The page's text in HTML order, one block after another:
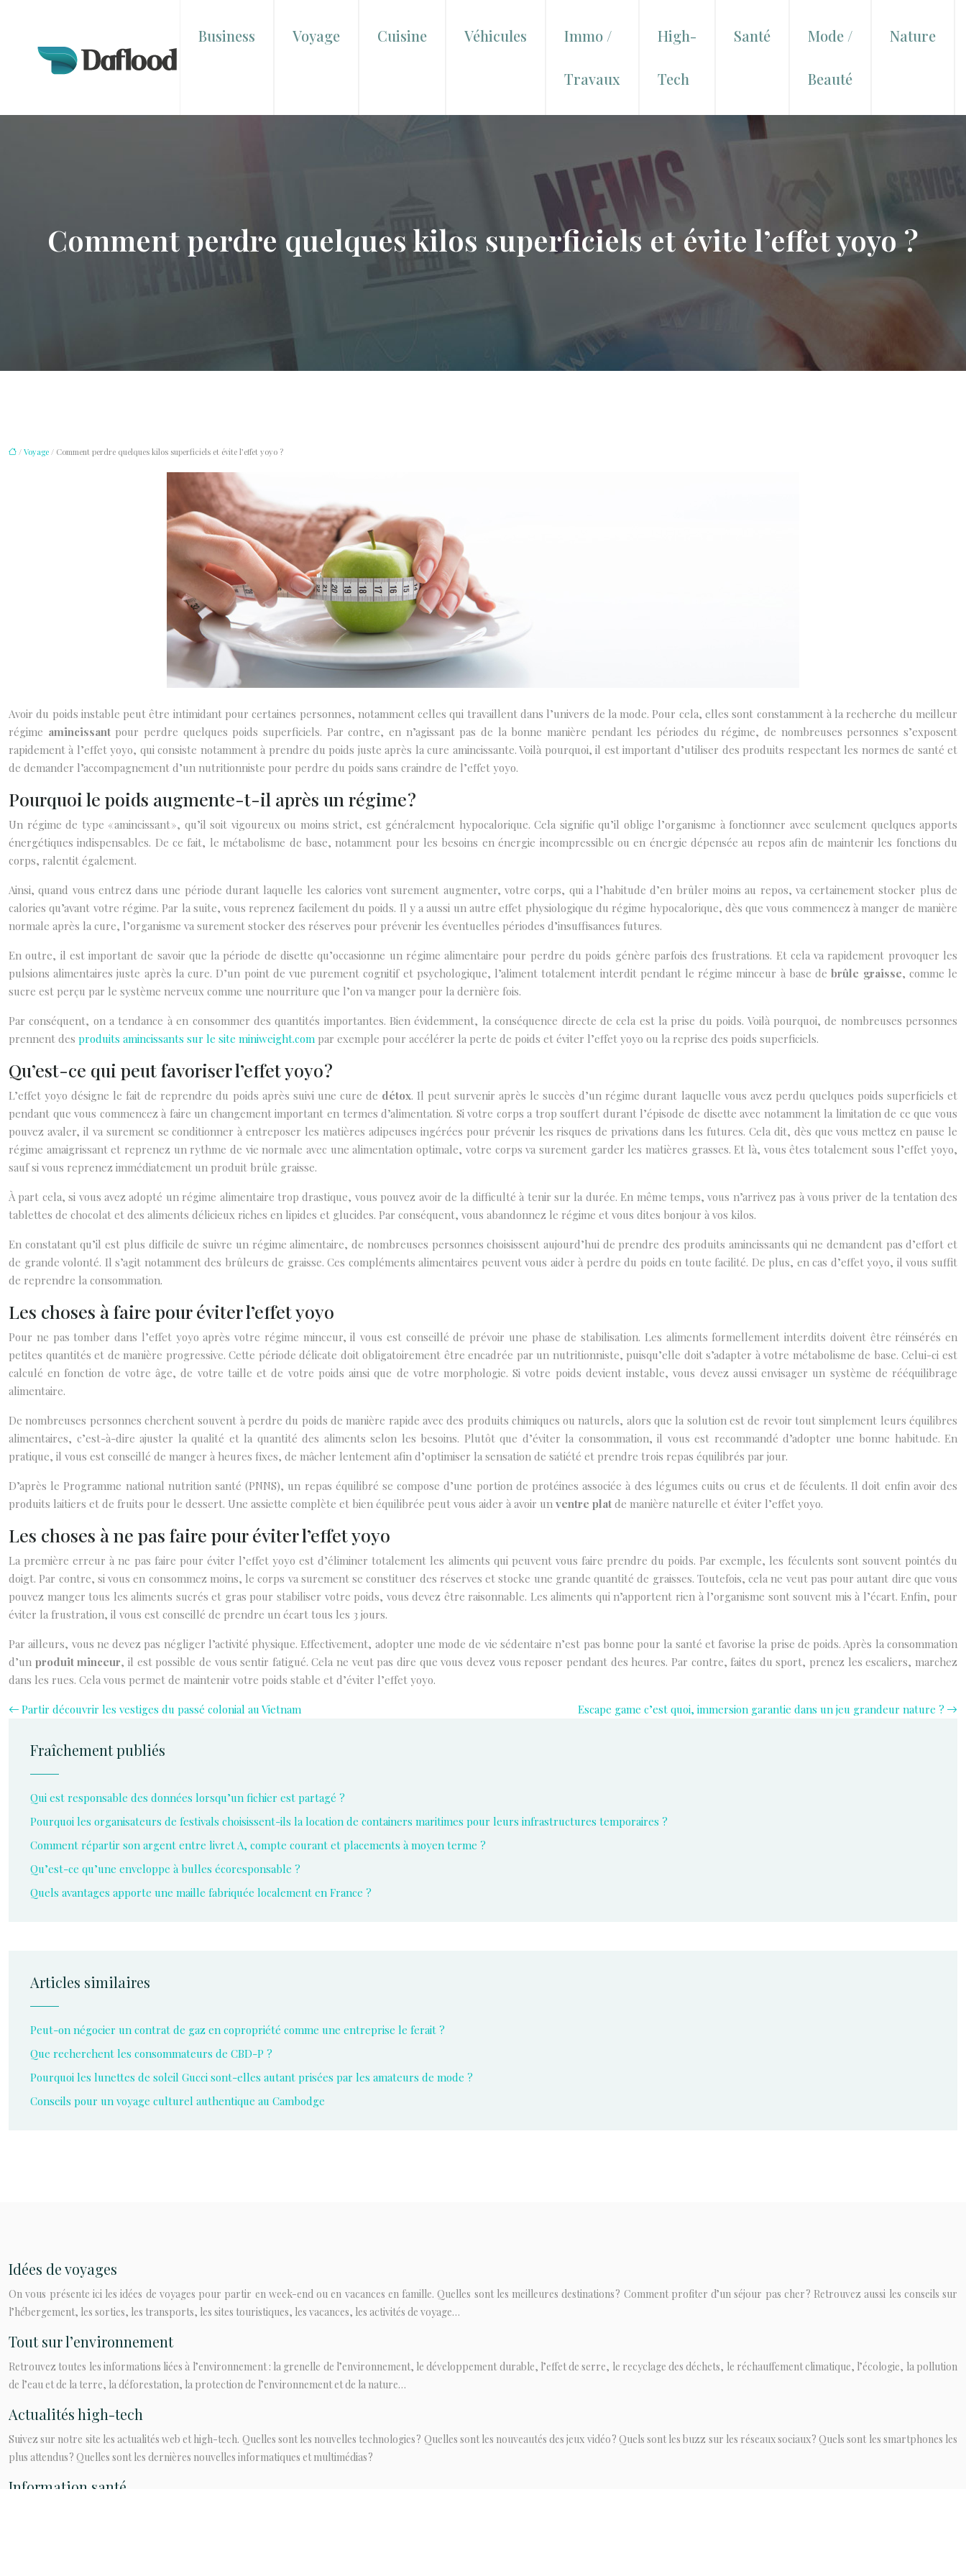
Business Voyage Cuisine Véhicules Immo /
Travaux
High-
Tech
Santé Mode /
Beauté
Nature
Comment perdre quelques kilos superficiels et évite l’effet yoyo ?
/ Voyage / Comment perdre quelques kilos superficiels et évite l’effet yoyo ?
Avoir du poids instable peut être intimidant pour certaines personnes, notamment celles qui travaillent dans l’univers de la mode. Pour cela, elles sont constamment à la recherche du meilleur
régime amincissantpour perdre quelques poids superficiels. Par contre, en n’agissant pas de la bonne manière pendant les périodes du régime, de nombreuses personnes s’exposent
rapidement à l’effet yoyo, qui consiste notamment à prendre du poids juste après la cure amincissante. Voilà pourquoi, il est important d’utiliser des produits respectant les normes de santé et
de demander l’accompagnement d’un nutritionniste pour perdre du poids sans craindre de l’effet yoyo.
Pourquoi le poids augmente-t-il après un régime ?
Un régime de type « amincissant », qu’il soit vigoureux ou moins strict, est généralement hypocalorique. Cela signifie qu’il oblige l’organisme à fonctionner avec seulement quelques apports
énergétiques indispensables. De ce fait, le métabolisme de base, notamment pour les besoins en énergie incompressible ou en énergie dépensée au repos afin de maintenir les fonctions du
corps, ralentit également.
Ainsi, quand vous entrez dans une période durant laquelle les calories vont surement augmenter, votre corps, qui a l’habitude d’en brûler moins au repos, va certainement stocker plus de
calories qu’avant votre régime. Par la suite, vous reprenez facilement du poids. Il y a aussi un autre effet physiologique du régime hypocalorique, dès que vous commencez à manger de manière
normale après la cure, l’organisme va surement stocker des réserves pour prévenir les éventuelles périodes d’insuffisances futures.
En outre, il est important de savoir que la période de disette qu’occasionne un régime alimentaire pour perdre du poids génère parfois des frustrations. Et cela va rapidement provoquer les
pulsions alimentaires juste après la cure. D’un point de vue purement cognitif et psychologique, l’aliment totalement interdit pendant le régime minceur à base debrûle graisse, comme le
sucre est perçu par le système nerveux comme une nourriture que l’on va manger pour la dernière fois.
Par conséquent, on a tendance à en consommer des quantités importantes. Bien évidemment, la conséquence directe de cela est la prise du poids. Voilà pourquoi, de nombreuses personnes
prennent des produits amincissants sur le site miniweight.com par exemple pour accélérer la perte de poids et éviter l’effet yoyo ou la reprise des poids superficiels.
Qu’est-ce qui peut favoriser l’effet yoyo ?
L’effet yoyo désigne le fait de reprendre du poids après suivi une cure de détox. Il peut survenir après le succès d’un régime durant laquelle vous avez perdu quelques poids superficiels et
pendant que vous commencez à faire un changement important en termes d’alimentation. Si votre corps a trop souffert durant l’épisode de disette avec notamment la limitation de ce que vous
pouvez avaler, il va surement se conditionner à entreposer les matières adipeuses ingérées pour prévenir les risques de privations dans les futures. Cela dit, dès que vous mettez en pause le
régime amaigrissant et reprenez un rythme de vie normale avec une alimentation optimale, votre corps va surement garder les matières grasses. Et là, vous êtes totalement sous l’effet yoyo,
sauf si vous reprenez immédiatement un produit brûle graisse.
À part cela, si vous avez adopté un régime alimentaire trop drastique, vous pouvez avoir de la difficulté à tenir sur la durée. En même temps, vous n’arrivez pas à vous priver de la tentation des
tablettes de chocolat et des aliments délicieux riches en lipides et glucides. Par conséquent, vous abandonnez le régime et vous dites bonjour à vos kilos.
En constatant qu’il est plus difficile de suivre un régime alimentaire, de nombreuses personnes choisissent aujourd’hui de prendre des produits amincissants qui ne demandent pas d’effort et
de grande volonté. Il s’agit notamment des brûleurs de graisse. Ces compléments alimentaires peuvent vous aider à perdre du poids en toute facilité. De plus, en cas d’effet yoyo, il vous suffit
de reprendre la consommation.
Les choses à faire pour éviter l’effet yoyo
Pour ne pas tomber dans l’effet yoyo après votre régime minceur, il vous est conseillé de prévoir une phase de stabilisation. Les aliments formellement interdits doivent être réinsérés en
petites quantités et de manière progressive. Cette période délicate doit obligatoirement être encadrée par un nutritionniste, puisqu’elle doit s’adapter à votre métabolisme de base. Celui-ci est
calculé en fonction de votre âge, de votre taille et de votre poids ainsi que de votre morphologie. Si votre poids devient instable, vous devez aussi envisager un système de rééquilibrage
alimentaire.
De nombreuses personnes cherchent souvent à perdre du poids de manière rapide avec des produits chimiques ou naturels, alors que la solution est de revoir tout simplement leurs équilibres
alimentaires, c’est-à-dire ajuster la qualité et la quantité des aliments selon les besoins. Plutôt que d’éviter la consommation, il vous est recommandé d’adopter une bonne habitude. En
pratique, il vous est conseillé de manger à heures fixes, de mâcher lentement afin d’optimiser la sensation de satiété et prendre trois repas équilibrés par jour.
D’après le Programme national nutrition santé (PNNS), un repas équilibré se compose d’une portion de protéines associée à des légumes cuits ou crus et de féculents. Il doit enfin avoir des
produits laitiers et de fruits pour le dessert. Une assiette complète et bien équilibrée peut vous aider à avoir un ventre plat de manière naturelle et éviter l’effet yoyo.
Les choses à ne pas faire pour éviter l’effet yoyo
La première erreur à ne pas faire pour éviter l’effet yoyo est d’éliminer totalement les aliments qui peuvent vous faire prendre du poids. Par exemple, les féculents sont souvent pointés du
doigt. Par contre, si vous en consommez moins, le corps va surement se constituer des réserves et stocke une grande quantité de graisses. Toutefois, cela ne veut pas pour autant dire que vous
pouvez manger tous les aliments sucrés et gras pour stabiliser votre poids, vous devez être raisonnable. Les aliments qui n’apportent rien à l’organisme sont souvent mis à l’écart. Enfin, pour
éviter la frustration, il vous est conseillé de prendre un écart tous les 3 jours.
Par ailleurs, vous ne devez pas négliger l’activité physique. Effectivement, adopter une mode de vie sédentaire n’est pas bonne pour la santé et favorise la prise de poids. Après la consommation
d’un produit minceur, il est possible de vous sentir fatigué. Cela ne veut pas dire que vous devez vous reposer pendant des heures. Par contre, faites du sport, prenez les escaliers, marchez
dans les rues. Cela vous permet de maintenir votre poids stable et d’éviter l’effet yoyo.
Partir découvrir les vestiges du passé colonial au Vietnam Escape game c’est quoi, immersion garantie dans un jeu grandeur nature ?
Fraîchement publiés
Qui est responsable des données lorsqu’un fichier est partagé ?
Pourquoi les organisateurs de festivals choisissent-ils la location de containers maritimes pour leurs infrastructures temporaires ?
Comment répartir son argent entre livret A, compte courant et placements à moyen terme ?
Qu’est-ce qu’une enveloppe à bulles écoresponsable ?
Quels avantages apporte une maille fabriquée localement en France ?
Articles similaires
Peut-on négocier un contrat de gaz en copropriété comme une entreprise le ferait ?
Que recherchent les consommateurs de CBD-P ?
Pourquoi les lunettes de soleil Gucci sont-elles autant prisées par les amateurs de mode ?
Conseils pour un voyage culturel authentique au Cambodge
Idées de voyages
On vous présente ici les idées de voyages pour partir en week-end ou en vacances en famille. Quelles sont les meilleures destinations ? Comment profiter d’un séjour pas cher ? Retrouvez aussi les conseils sur
l’hébergement, les sorties, les transports, les sites touristiques, les vacances, les activités de voyage…
Tout sur l’environnement
Retrouvez toutes les informations liées à l’environnement : la grenelle de l’environnement, le développement durable, l’effet de serre, le recyclage des déchets, le réchauffement climatique, l’écologie, la pollution
de l’eau et de la terre, la déforestation, la protection de l’environnement et de la nature…
Actualités high-tech
Suivez sur notre site les actualités web et high-tech. Quelles sont les nouvelles technologies ? Quelles sont les nouveautés des jeux vidéo ? Quels sont les buzz sur les réseaux sociaux ? Quels sont les smartphones les
plus attendus ? Quelles sont les dernières nouvelles informatiques et multimédias ?
Information santé